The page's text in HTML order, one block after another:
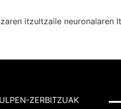
itzultzaile neuronalaren
ZERBITZUAK